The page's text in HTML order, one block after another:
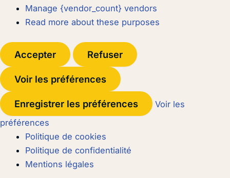
Manage {vendor_count} vendors
Read more about these purposes
Accepter Refuser
Voir les préférences
Enregistrer les préférences
Voir les
préférences
Politique de cookies
Politique de confidentialité
Mentions légales